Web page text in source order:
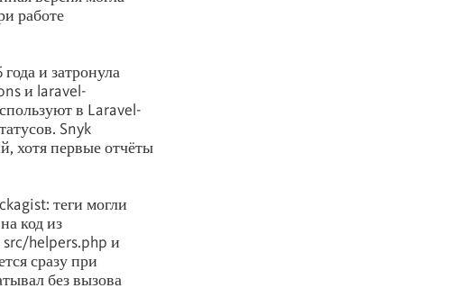
работе
и затронула
и laravel-
в Laravel-
Snyk
хотя первые отчёты
теги могли
код из
helpers.php и
сразу при
без вызова